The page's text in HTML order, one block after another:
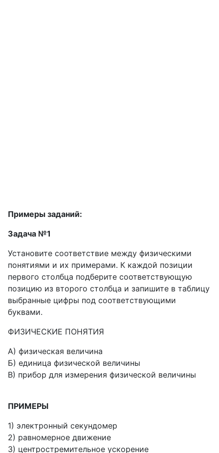
Примеры заданий:
Задача №1
Установите соответствие между физическими
понятиями и их примерами. К каждой позиции
первого столбца подберите соответствующую
позицию из второго столбца и запишите в таблицу
выбранные цифры под соответствующими
буквами.
ФИЗИЧЕСКИЕ ПОНЯТИЯ
A) физическая величина
Б) единица физической величины
В) прибор для измерения физической величины
ПРИМЕРЫ
1) электронный секундомер
2) равномерное движение
3) центростремительное ускорение